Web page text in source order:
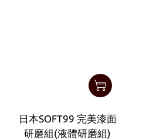
日本SOFT99 完美漆面
研磨組(液體研磨組)